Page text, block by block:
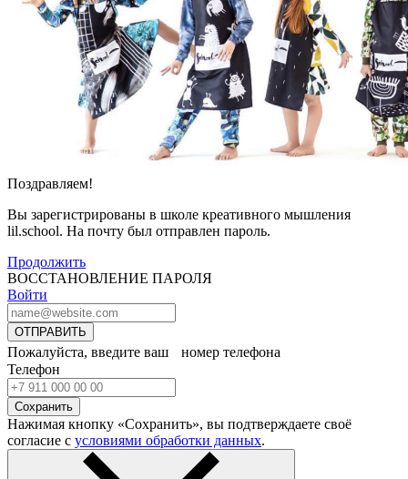
Поздравляем!
Вы зарегистрированы в школе креативного мышления
lil.school. На почту был отправлен пароль.
Продолжить
ВОССТАНОВЛЕНИЕ ПАРОЛЯ
Войти
ОТПРАВИТЬ
Пожалуйста, введите ваш номер телефона
Телефон
Сохранить
Нажимая кнопку «Сохранить», вы подтверждаете своё
согласие с условиями обработки данных.